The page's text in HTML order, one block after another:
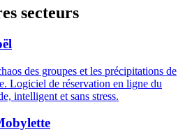
secteurs
des groupes et les précipitations de
Logiciel de réservation en ligne du
intelligent et sans stress.